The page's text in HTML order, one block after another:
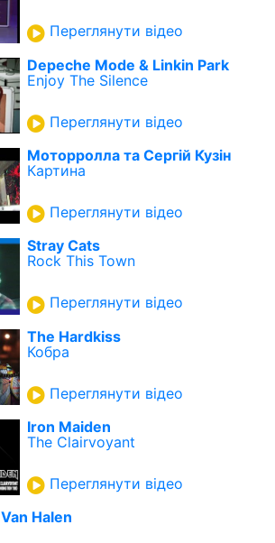
Переглянути відео
Depeche Mode & Linkin Park
Enjoy The Silence
Переглянути відео
Моторролла та Сергій Кузін
Картина
Переглянути відео
Stray Cats
Rock This Town
Переглянути відео
The Hardkiss
Кобра
Переглянути відео
Iron Maiden
The Clairvoyant
Переглянути відео
Van Halen